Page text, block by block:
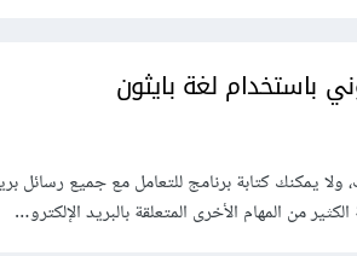
باستخدام لغة بايثون
ولا يمكنك كتابة برنامج للتعامل مع جميع رسائل
من المهام الأخرى المتعلقة بالبريد الإلكترو…